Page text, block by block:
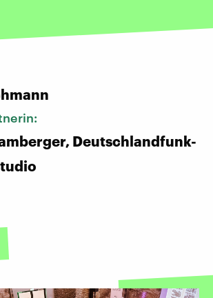
Deutschlandfunk-